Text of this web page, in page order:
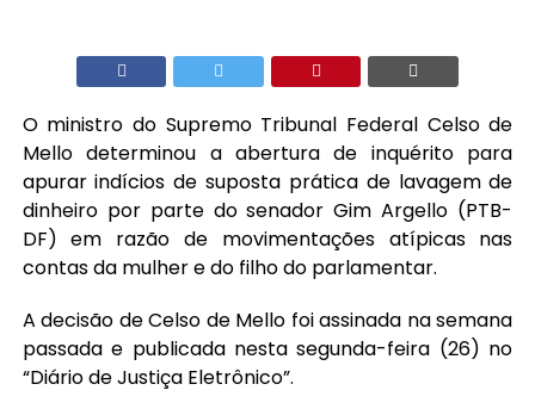
O ministro do Supremo Tribunal Federal Celso de
Mello determinou a abertura de inquérito para
apurar indícios de suposta prática de lavagem de
dinheiro por parte do senador Gim Argello (PTB-
DF) em razão de movimentações atípicas nas
contas da mulher e do filho do parlamentar.
A decisão de Celso de Mello foi assinada na semana
passada e publicada nesta segunda-feira (26) no
“Diário de Justiça Eletrônico”.